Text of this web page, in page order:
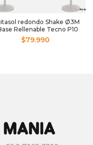
redondo Shake Ø3M
Rellenable Tecno P10
$79.990